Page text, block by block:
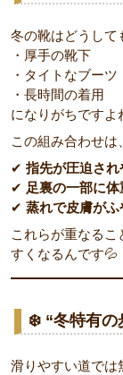
冬の靴はどうして
・厚手の靴下
・タイトなブーツ
・長時間の着用
になりがちですよ
この組み合わせ
✔ 指先が圧迫され
✔ 足裏の一部に
✔ 蒸れで皮膚が
これらが重なるこ
すくなるんです💦
❄️ “冬特有の
滑りやすい道では